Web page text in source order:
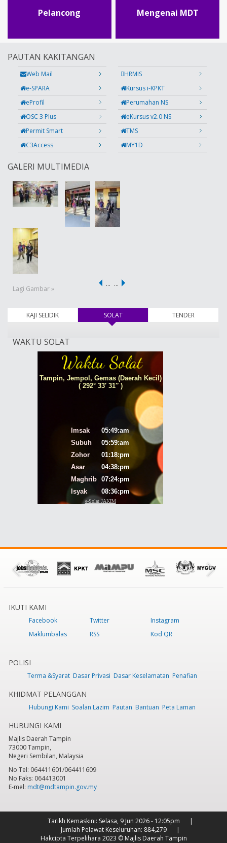
Pelancong Mengenai MDT
PAUTAN KAKITANGAN
Web Mail
HRMIS
e-SPARA
Kursus i-KPKT
eProfil
Perumahan NS
OSC 3 Plus
eKursus v2.0 NS
Permit Smart
TMS
C3Access
MY1D
GALERI MULTIMEDIA
Lagi Gambar »
… …
KAJI SELIDIK SOLAT(tab aktif) TENDER
WAKTU SOLAT
IKUTI KAMI
Facebook Twitter
Instagram
Maklumbalas
RSS Kod QR
POLISI
Terma &Syarat Dasar Privasi Dasar Keselamatan Penafian
KHIDMAT PELANGGAN
Hubungi Kami Soalan Lazim Pautan Bantuan Peta Laman
HUBUNGI KAMI
Majlis Daerah Tampin
73000 Tampin,
Negeri Sembilan, Malaysia
No Tel: 064411601/064411609
No Faks: 064413001
E-mel: mdt@mdtampin.gov.my
Tarikh Kemaskini: Selasa, 9 Jun 2026 - 12:05pm
Jumlah Pelawat Keseluruhan: 884,279
Hakcipta Terpelihara 2023 © Majlis Daerah Tampin